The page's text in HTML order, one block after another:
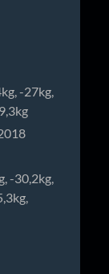
-27kg,
-30,2kg,